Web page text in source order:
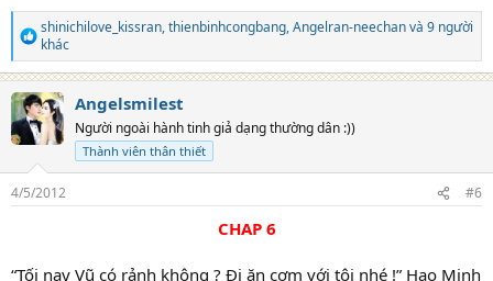
R
e
a
c
t
i
o
s
:
shinichilove_kissran,thienbinhcongbang,Angelran-neechanvà 9 người
khác
Angelsmilest
Người ngoài hành tinh giả dạng thường dân :))
Thành viên thân thiết
4/5/2012 #6
CHAP 6
“Tối nay Vũ có rảnh không ? Đi ăn cơm với tôi nhé !” Hạo Minh